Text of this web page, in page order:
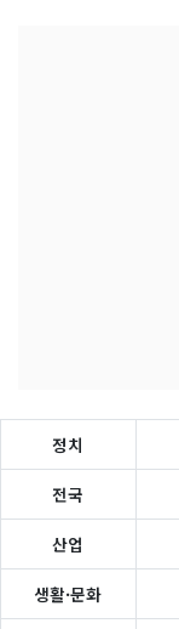
정치
전국
산업
생활·문화